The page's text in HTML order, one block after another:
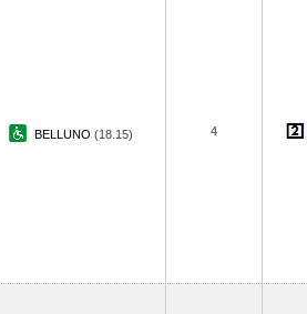
BELLUNO (18.15) 4